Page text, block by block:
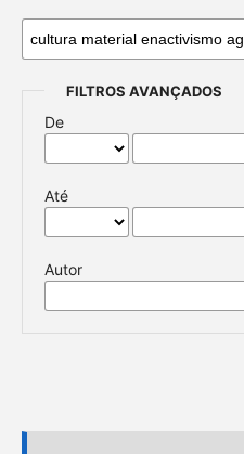
FILTROS AVANÇADOS
De
Até
Autor